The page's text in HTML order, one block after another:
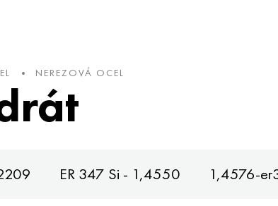
NEREZOVÁ OCEL
ER 347 Si - 1,4550 1,4576-